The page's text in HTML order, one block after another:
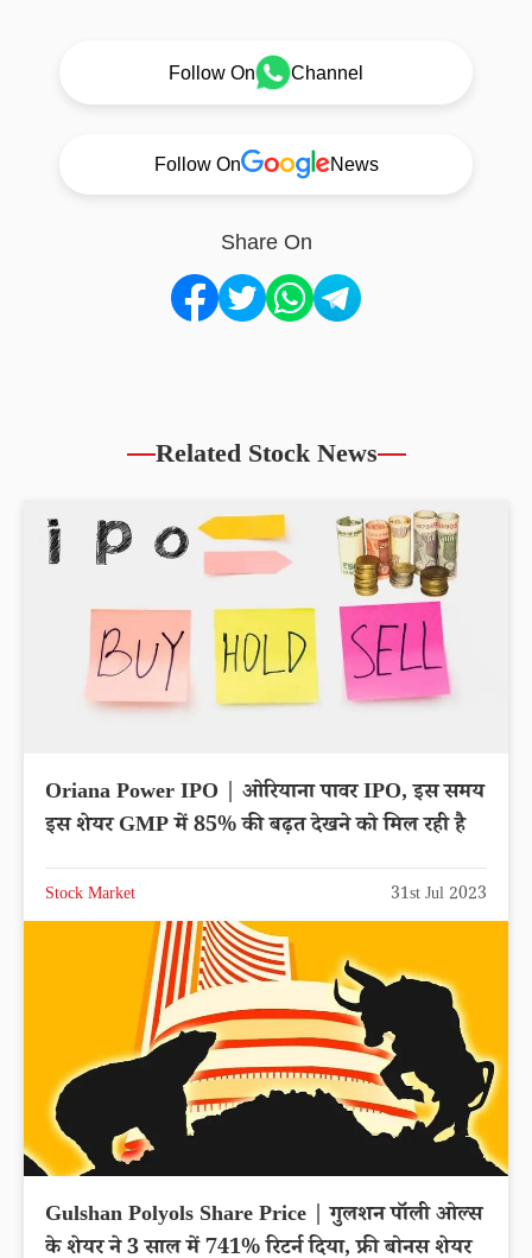
Follow On Channel
Follow On News
Share On
Related Stock News
Oriana Power IPO | ओरियाना पावर IPO, इस समय
इस शेयर GMP में 85% की बढ़त देखने को मिल रही है
Stock Market 31st Jul 2023
Gulshan Polyols Share Price | गुलशन पॉली ओल्स
के शेयर ने 3 साल में 741% रिटर्न दिया, फ्री बोनस शेयर